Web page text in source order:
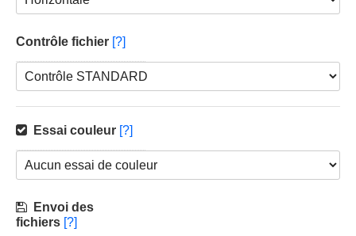
Contrôle fichier [?]
Essai couleur [?]
Envoi des
fichiers [?]